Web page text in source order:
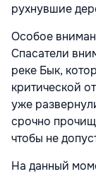
рухнувшие
Особое
Спасатели
реке Бык,
критической
уже
срочно
чтобы не
На данный